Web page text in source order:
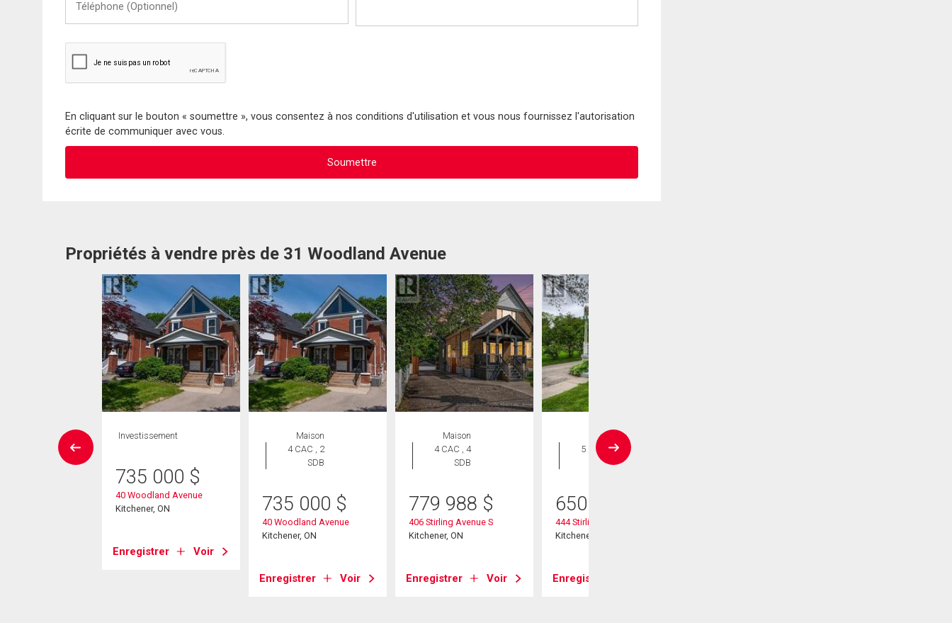
(Optionnel)
En cliquant sur le bouton « soumettre », vous consentez à nos conditions d'utilisation et vous nous fournissez l'autorisation
écrite de communiquer avec vous.
Propriétés à vendre près de 31 Woodland Avenue
Investissement
735 000 $
40 Woodland Avenue
Kitchener, ON
Enregistrer Voir
Maison
4 CAC , 2
SDB
735 000 $
40 Woodland Avenue
Kitchener, ON
Enregistrer Voir
Maison
4 CAC , 4
SDB
779 988 $
406 Stirling Avenue S
Kitchener, ON
Enregistrer Voir
Maison
5 CAC , 2
SDB
650 000
444 Stirling Avenue S
Kitchener, ON
Enregistrer